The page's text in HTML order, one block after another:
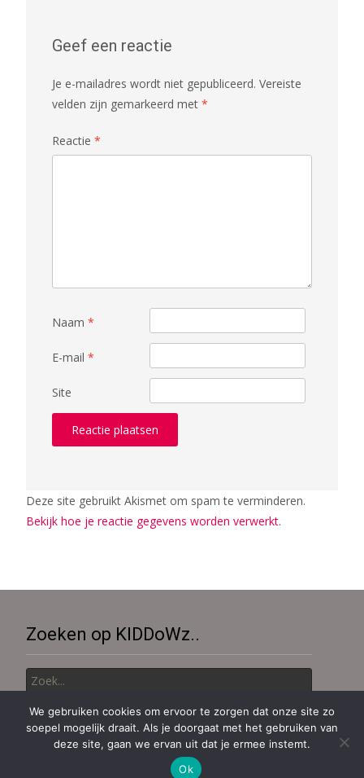
Geef een reactie
Je e-mailadres wordt niet gepubliceerd. Vereiste
velden zijn gemarkeerd met *
Reactie *
Naam *
E-mail *
Site
Deze site gebruikt Akismet om spam te verminderen.
Bekijk hoe je reactie gegevens worden verwerkt.
Zoeken op KIDDoWz..
Zoek
naar:
Copyright © KiDDoWz: voor kinderen en hun (groot)ouders
, thema
We gebruiken cookies om ervoor te zorgen dat onze site zo
soepel mogelijk draait. Als je doorgaat met het gebruiken van
deze site, gaan we ervan uit dat je ermee instemt.
Ok